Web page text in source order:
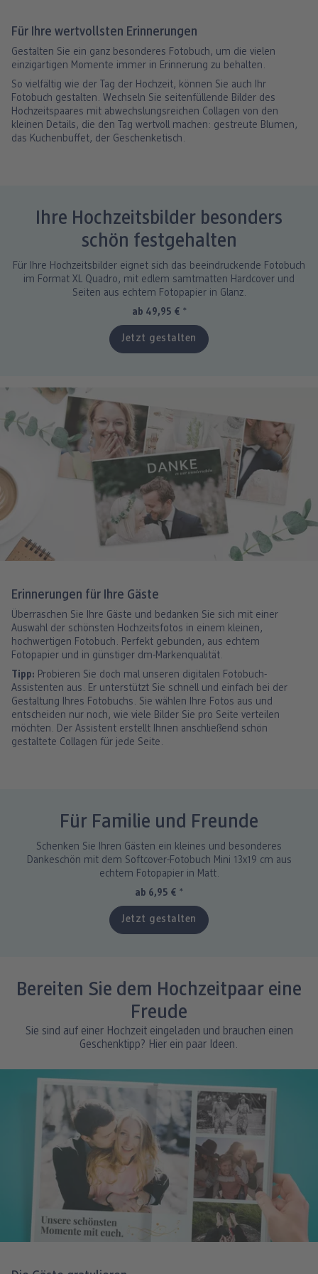
Für Ihre wertvollsten Erinnerungen
Gestalten Sie ein ganz besonderes Fotobuch, um die vielen
einzigartigen Momente immer in Erinnerung zu behalten.
So vielfältig wie der Tag der Hochzeit, können Sie auch Ihr
Fotobuch gestalten. Wechseln Sie seitenfüllende Bilder des
Hochzeitspaares mit abwechslungsreichen Collagen von den
kleinen Details, die den Tag wertvoll machen: gestreute Blumen,
das Kuchenbuffet, der Geschenketisch.
Ihre Hochzeitsbilder besonders
schön festgehalten
Für Ihre Hochzeitsbilder eignet sich das beeindruckende Fotobuch
im Format XL Quadro, mit edlem samtmatten Hardcover und
Seiten aus echtem Fotopapier in Glanz.
ab 49,95 €*
Jetzt gestalten
Erinnerungen für Ihre Gäste
Überraschen Sie Ihre Gäste und bedanken Sie sich mit einer
Auswahl der schönsten Hochzeitsfotos in einem kleinen,
hochwertigen Fotobuch. Perfekt gebunden, aus echtem
Fotopapier und in günstiger dm-Markenqualität.
Tipp: Probieren Sie doch mal unseren digitalen Fotobuch-
Assistenten aus. Er unterstützt Sie schnell und einfach bei der
Gestaltung Ihres Fotobuchs. Sie wählen Ihre Fotos aus und
entscheiden nur noch, wie viele Bilder Sie pro Seite verteilen
möchten. Der Assistent erstellt Ihnen anschließend schön
gestaltete Collagen für jede Seite.
Für Familie und Freunde
Schenken Sie Ihren Gästen ein kleines und besonderes
Dankeschön mit dem Softcover-Fotobuch Mini 13x19 cm aus
echtem Fotopapier in Matt.
ab 6,95 € *
Jetzt gestalten
Bereiten Sie dem Hochzeitpaar eine
Freude
Sie sind auf einer Hochzeit eingeladen und brauchen einen
Geschenktipp? Hier ein paar Ideen.